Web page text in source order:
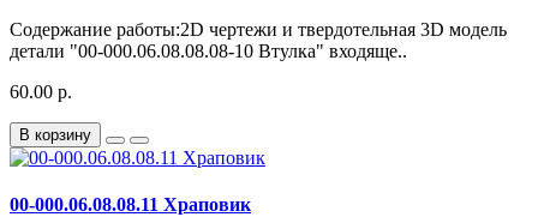
Содержание работы:2D чертежи и твердотельная 3D модель
детали "00-000.06.08.08.08-10 Втулка" входяще..
60.00 р.
В корзину
00-000.06.08.08.11 Храповик